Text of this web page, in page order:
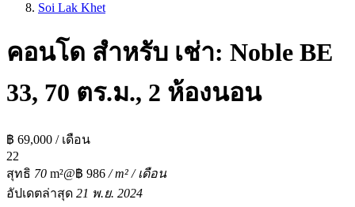
Soi Lak Khet
คอนโด สำหรับ เช่า: Noble BE
33, 70 ตร.ม., 2 ห้องนอน
฿ 69,000 / เดือน
22
สุทธิ 70 m²@฿ 986 / m² / เดือน
อัปเดตล่าสุด 21 พ.ย. 2024